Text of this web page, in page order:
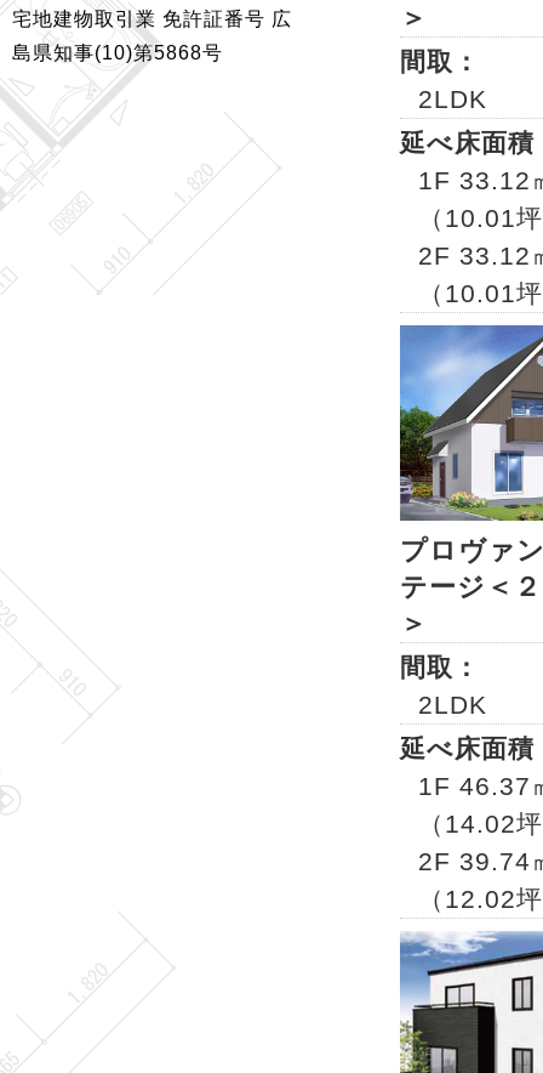
＞
間取：
2LDK
延べ床面積
1F 33.12
（10.01
2F 33.12
（10.01
プロヴァ
テージ＜
＞
間取：
2LDK
延べ床面積
1F 46.37
（14.02
2F 39.74
（12.02
宅地建物取引業 免許証番号 広
島県知事(10)第5868号